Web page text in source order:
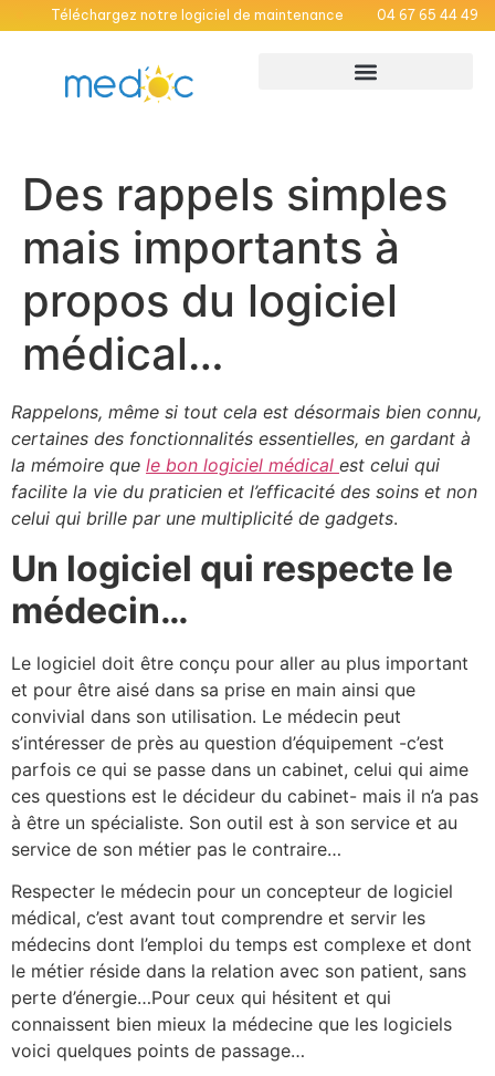
Téléchargez notre logiciel de maintenance 04 67 65 44 49
Des rappels simples
mais importants à
propos du logiciel
médical…
Rappelons, même si tout cela est désormais bien connu,
certaines des fonctionnalités essentielles, en gardant à
la mémoire que le bon logiciel médical est celui qui
facilite la vie du praticien et l’efficacité des soins et non
celui qui brille par une multiplicité de gadgets.
Un logiciel qui respecte le
médecin…
Le logiciel doit être conçu pour aller au plus important
et pour être aisé dans sa prise en main ainsi que
convivial dans son utilisation. Le médecin peut
s’intéresser de près au question d’équipement -c’est
parfois ce qui se passe dans un cabinet, celui qui aime
ces questions est le décideur du cabinet- mais il n’a pas
à être un spécialiste. Son outil est à son service et au
service de son métier pas le contraire…
Respecter le médecin pour un concepteur de logiciel
médical, c’est avant tout comprendre et servir les
médecins dont l’emploi du temps est complexe et dont
le métier réside dans la relation avec son patient, sans
perte d’énergie…Pour ceux qui hésitent et qui
connaissent bien mieux la médecine que les logiciels
voici quelques points de passage…